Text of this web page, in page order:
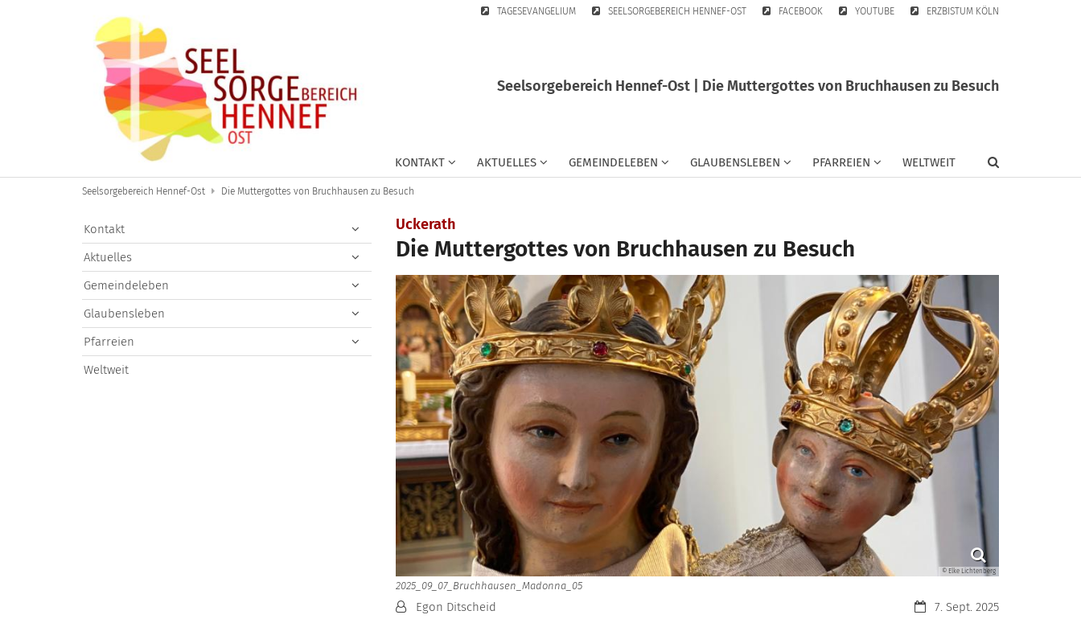
TAGESEVANGELIUM SEELSORGEBEREICH HENNEF-OST FACEBOOK YOUTUBE ERZBISTUM KÖLN
Seelsorgebereich Hennef-Ost | Die Muttergottes von Bruchhausen zu Besuch
KONTAKT AKTUELLES GEMEINDELEBEN GLAUBENSLEBEN PFARREIEN WELTWEIT
Seelsorgebereich Hennef-Ost Die Muttergottes von Bruchhausen zu Besuch
Uckerath
Die Muttergottes von Bruchhausen zu Besuch
© Elke Lichtenberg
2025_09_07_Bruchhausen_Madonna_05
Datum:7. Sept. 2025
Von:Egon Ditscheid
Kontakt
Aktuelles
Gemeindeleben
Glaubensleben
Pfarreien
Weltweit